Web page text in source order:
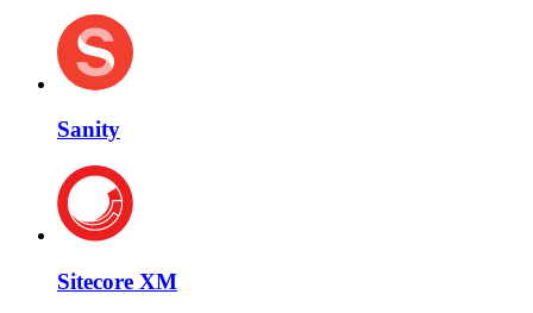
Sanity
Sitecore XM